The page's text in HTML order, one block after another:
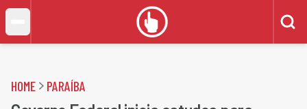
HOME PARAÍBA